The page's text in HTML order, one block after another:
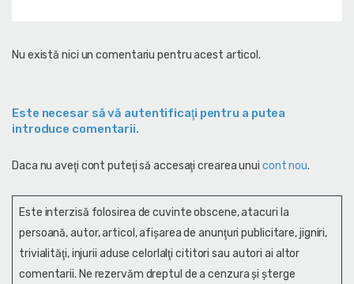
Nu există nici un comentariu pentru acest articol.
Este necesar să vă autentificaţi pentru a putea
introduce comentarii.
Daca nu aveţi cont puteţi să accesaţi crearea unui cont nou.
Este interzisă folosirea de cuvinte obscene, atacuri la
persoană, autor, articol, afişarea de anunţuri publicitare, jigniri,
trivialităţi, injurii aduse celorlalţi cititori sau autori ai altor
comentarii. Ne rezervăm dreptul de a cenzura și şterge